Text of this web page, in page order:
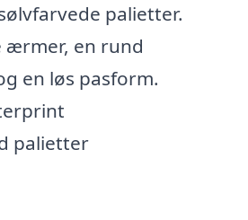
palietter.
ærmer, en rund
en løs pasform.
palietter